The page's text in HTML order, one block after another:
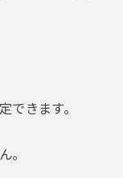
できます。
。